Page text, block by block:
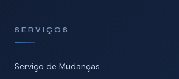
SERVIÇOS
Serviço de Mudanças